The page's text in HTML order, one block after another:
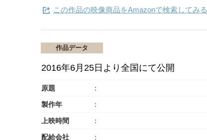
この作品の映像商品をAmazonで検索してみる
作品データ
2016年6月25日より全国にて公開
原題
製作年
上映時間
配給会社